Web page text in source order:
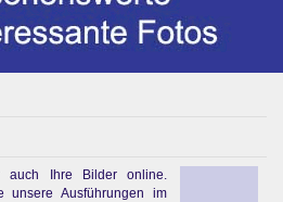
auch Ihre Bilder online.
unsere Ausführungen im